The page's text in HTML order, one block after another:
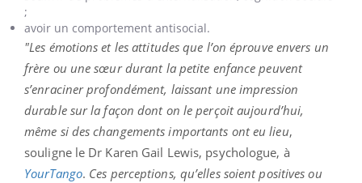
;
avoir un comportement antisocial.
"Les émotions et les attitudes que l’on éprouve envers un
frère ou une sœur durant la petite enfance peuvent
s’enraciner profondément, laissant une impression
durable sur la façon dont on le perçoit aujourd’hui,
même si des changements importants ont eu lieu,
souligne le Dr Karen Gail Lewis, psychologue, à
YourTango. Ces perceptions, qu’elles soient positives ou